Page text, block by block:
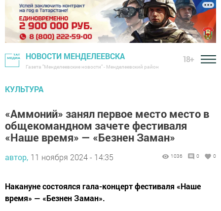
НОВОСТИ МЕНДЕЛЕЕВСКА
Газета "Менделеевские новости" - Менделеевский район
18+
КУЛЬТУРА
«Аммоний» занял первое место место в
общекомандном зачете фестиваля
«Наше время» — «Безнен Заман»
автор, 11 ноября 2024 - 14:35 1036 0 0
Накануне состоялся гала-концерт фестиваля «Наше
время» — «Безнен Заман».